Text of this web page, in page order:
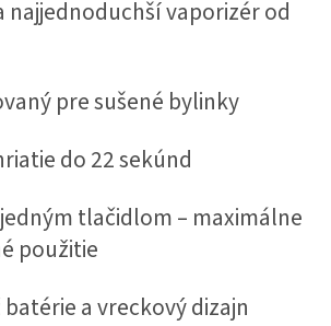
najjednoduchší vaporizér od
pre sušené bylinky
do 22 sekúnd
tlačidlom – maximálne
použitie
a vreckový dizajn